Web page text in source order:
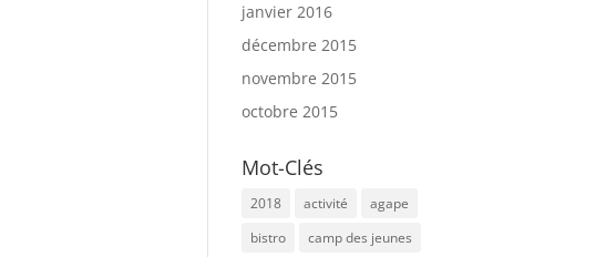
janvier 2016
décembre 2015
novembre 2015
octobre 2015
Mot-Clés
2018 activité
agape
bistro
camp des jeunes